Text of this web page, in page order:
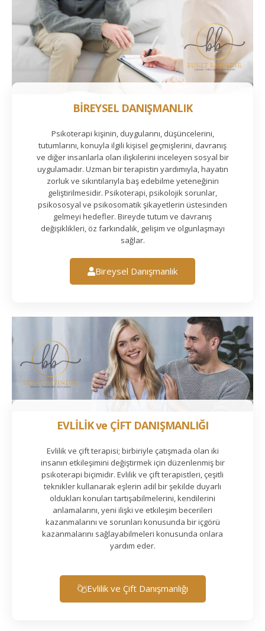
BİREYSEL DANIŞMANLIK
Psikoterapi kişinin, duygularını, düşüncelerini,
tutumlarını, konuyla ilgili kişisel geçmişlerini, davranış
ve diğer insanlarla olan ilişkilerini inceleyen sosyal bir
uygulamadır. Uzman bir terapistin yardımıyla, hayatın
zorluk ve sıkıntılarıyla baş edebilme yeteneğinin
geliştirilmesidir. Psikoterapi, psikolojik sorunlar,
psikososyal ve psikosomatik şikayetlerin üstesinden
gelmeyi hedefler. Bireyde tutum ve davranış
değişiklikleri, öz farkındalık, gelişim ve olgunlaşmayı
sağlar.
Bireysel Danışmanlık
EVLİLİK ve ÇİFT DANIŞMANLIĞI
Evlilik ve çift terapisi; birbiriyle çatışmada olan iki
insanın etkileşimini değiştirmek için düzenlenmiş bir
psikoterapi biçimidir. Evlilik ve çift terapistleri, çeşitli
teknikler kullanarak eşlerin adil bir şekilde duyarlı
oldukları konuları tartışabilmelerini, kendilerini
anlamalarını, yeni ilişki ve etkileşim becerileri
kazanmalarını ve sorunları konusunda bir içgörü
kazanmalarını sağlayabilmeleri konusunda onlara
yardım eder.
Evlilik ve Çift Danışmanlığı